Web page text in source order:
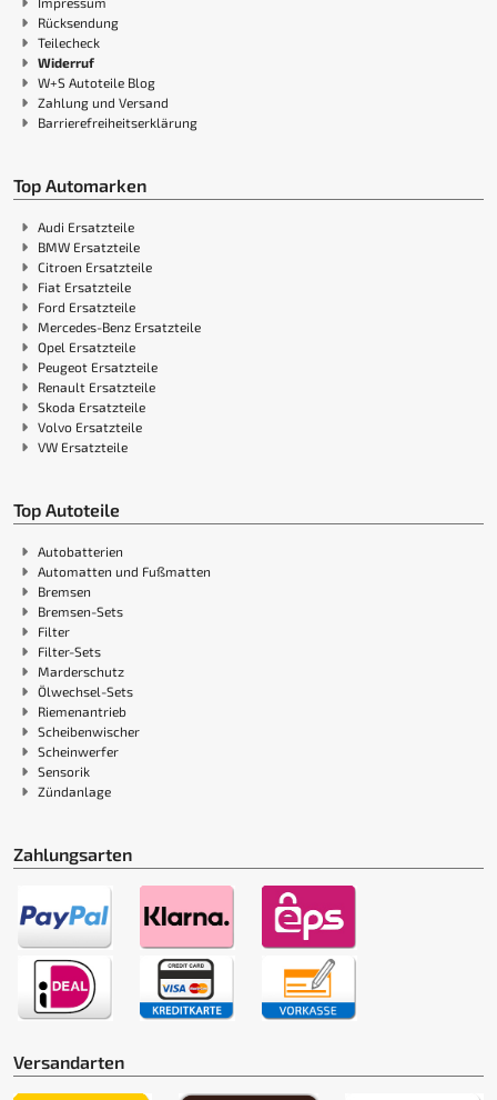
Rücksendung
Teilecheck
Widerruf
W+S Autoteile Blog
Zahlung und Versand
Barrierefreiheitserklärung
Top Automarken
Audi Ersatzteile
BMW Ersatzteile
Citroen Ersatzteile
Fiat Ersatzteile
Ford Ersatzteile
Mercedes-Benz Ersatzteile
Opel Ersatzteile
Peugeot Ersatzteile
Renault Ersatzteile
Skoda Ersatzteile
Volvo Ersatzteile
VW Ersatzteile
Top Autoteile
Autobatterien
Automatten und Fußmatten
Bremsen
Bremsen-Sets
Filter
Filter-Sets
Marderschutz
Ölwechsel-Sets
Riemenantrieb
Scheibenwischer
Scheinwerfer
Sensorik
Zündanlage
Zahlungsarten
Versandarten